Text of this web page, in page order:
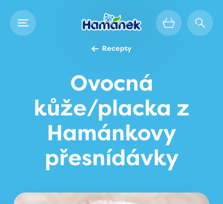
Recepty
Ovocná
kůže/placka z
Hamánkovy
přesnídávky